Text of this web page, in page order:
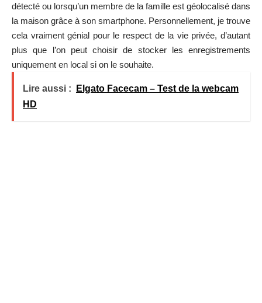
détecté ou lorsqu’un membre de la famille est géolocalisé dans
la maison grâce à son smartphone. Personnellement, je trouve
cela vraiment génial pour le respect de la vie privée, d’autant
plus que l’on peut choisir de stocker les enregistrements
uniquement en local si on le souhaite.
Lire aussi :
Elgato Facecam – Test de la webcam
HD